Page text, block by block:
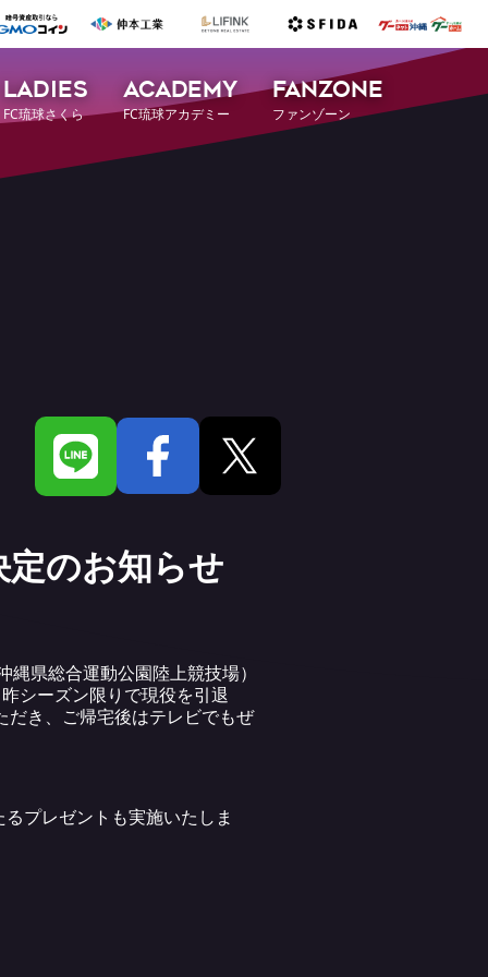
LADIES
FC琉球さくら
ACADEMY
FC琉球アカデミー
FANZONE
ファンゾーン
のお知らせ
県総合運動公園陸上競技場）
シーズン限りで現役を引退
だき、ご帰宅後はテレビでもぜ
プレゼントも実施いたしま